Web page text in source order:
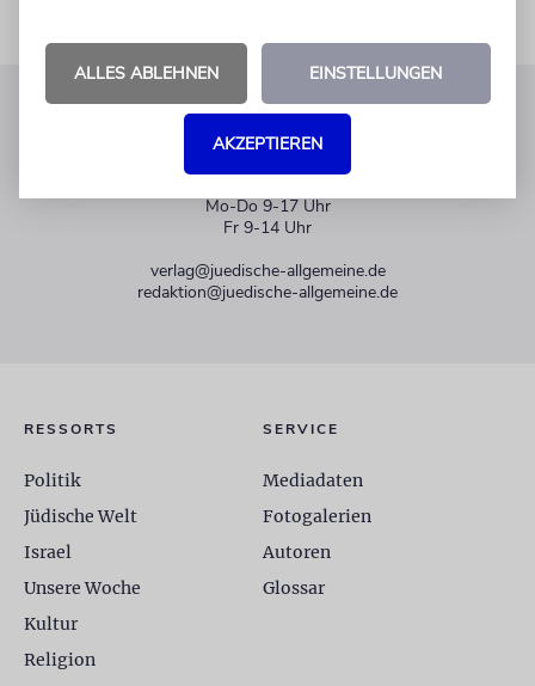
KUNDENSERVICE
Mo-Do 9-17 Uhr
Fr 9-14 Uhr
verlag@juedische-allgemeine.de
redaktion@juedische-allgemeine.de
RESSORTS
Politik
Jüdische Welt
Israel
Unsere Woche
Kultur
Religion
SERVICE
Mediadaten
Fotogalerien
Autoren
Glossar
ALLES ABLEHNEN EINSTELLUNGEN
AKZEPTIEREN